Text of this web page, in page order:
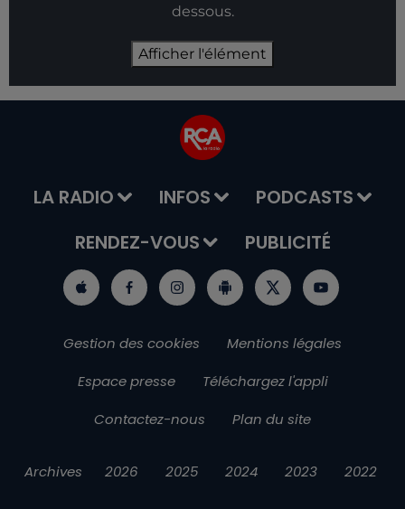
dessous.
Afficher l'élément
LA RADIO INFOS
PODCASTS
RENDEZ-VOUS
PUBLICITÉ
Gestion des cookies
Mentions légales
Espace presse
Téléchargez l'appli
Contactez-nous
Plan du site
Archives 2026 2025 2024 2023 2022